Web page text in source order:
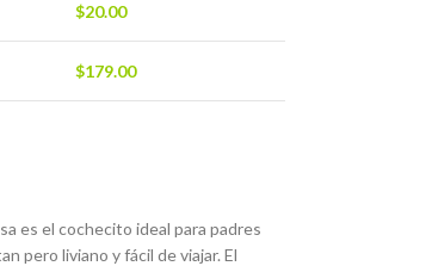
$20.00
$179.00
es el cochecito ideal para padres
pero liviano y fácil de viajar. El